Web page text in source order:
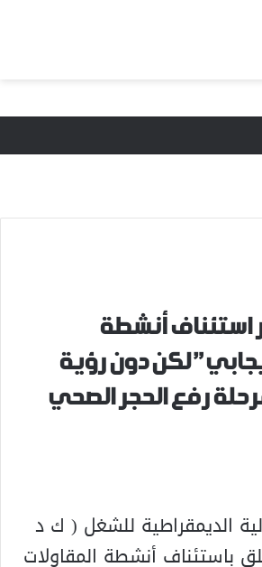
استئناف أنشطة
لكن دون رؤية
رفع الحجر الصحي
الديمقراطية للشغل ( ك د
باستئناف أنشطة المقاولات